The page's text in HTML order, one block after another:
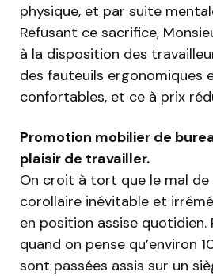
physique, et par suite
Refusant ce sacrifice,
à la disposition des
des fauteuils ergonomiques
confortables, et ce à prix
Promotion mobilier de
plaisir de travailler.
On croit à tort que le mal
corollaire inévitable et
en position assise quotidien.
quand on pense qu’environ
sont passées assis sur un